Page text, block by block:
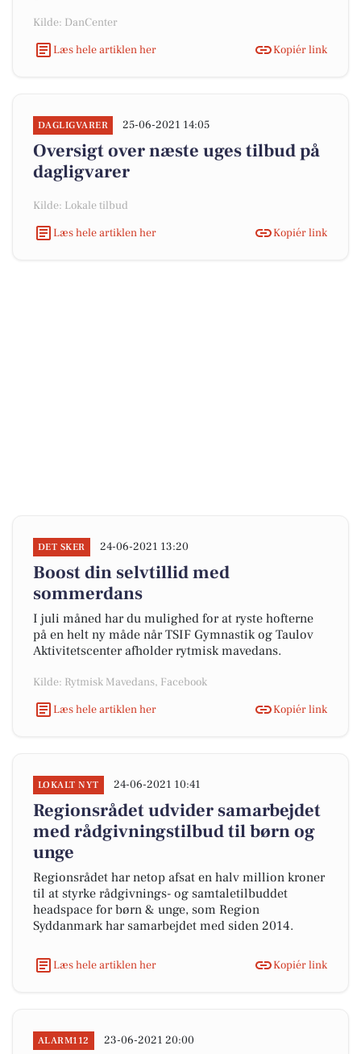
Kilde: DanCenter
Læs hele artiklen her
Kopiér link
DAGLIGVARER 25-06-2021 14:05
Oversigt over næste uges tilbud på
dagligvarer
Kilde: Lokale tilbud
Læs hele artiklen her
Kopiér link
DET SKER 24-06-2021 13:20
Boost din selvtillid med
sommerdans
I juli måned har du mulighed for at ryste hofterne
på en helt ny måde når TSIF Gymnastik og Taulov
Aktivitetscenter afholder rytmisk mavedans.
Kilde: Rytmisk Mavedans, Facebook
Læs hele artiklen her
Kopiér link
LOKALT NYT 24-06-2021 10:41
Regionsrådet udvider samarbejdet
med rådgivningstilbud til børn og
unge
Regionsrådet har netop afsat en halv million kroner
til at styrke rådgivnings- og samtaletilbuddet
headspace for børn & unge, som Region
Syddanmark har samarbejdet med siden 2014.
Læs hele artiklen her Kopiér link
ALARM112 23-06-2021 20:00